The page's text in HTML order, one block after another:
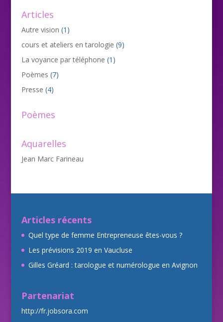
Articles
Autre vision (1)
cours et ateliers en tarologie (9)
La voyance par téléphone (1)
Poèmes (7)
Presse (4)
Poèmes
Aquarelles
Jean Marc Farineau
Articles récents
Quel type de femme Entrepreneuse êtes-vous ?
Les prévisions 2019 en Vaucluse
Gilles Gréard : tarologue et numérologue en Avignon
Partenariat
http://fr.jobsora.com